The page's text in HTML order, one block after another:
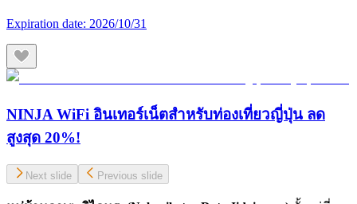
Expiration date: 2026/10/31
NINJA WiFi อินเทอร์เน็ตสำหรับท่องเที่ยวญี่ปุ่น ลด
สูงสุด 20%!
Next slide Previous slide